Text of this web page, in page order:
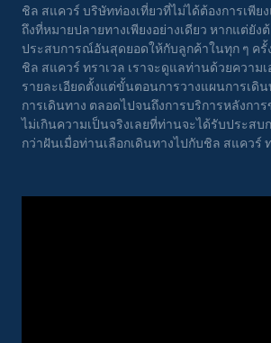
ชิล สแควร์ บริษัทท่องเที่ยวที่ไม่ได้ต้องการเพีย
ถึงที่หมายปลายทางเพียงอย่างเดียว หากแต่ยัง
ประสบการณ์อันสุดยอดให้กับลูกค้าในทุก ๆ ครั้
ชิล สแควร์ ทราเวล เราจะดูแลท่านด้วยความ
รายละเอียดตั้งแต่ขั้นตอนการวางแผนการเดิ
การเดินทาง ตลอดไปจนถึงการบริการหลังกา
ไม่เกินความเป็นจริงเลยที่ท่านจะได้รับประส
กว่าฝันเมื่อท่านเลือกเดินทางไปกับชิล สแควร์